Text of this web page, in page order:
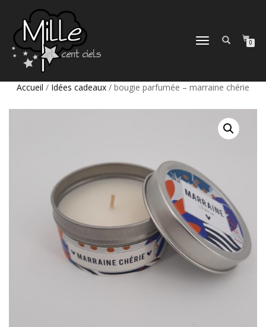
DÉPLIER
0
Accueil / Idées cadeaux / bougie parfumée – marraine chérie